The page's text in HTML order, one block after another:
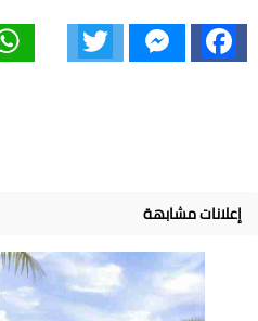
Facebook
Messenger
إعلانات مشابهة